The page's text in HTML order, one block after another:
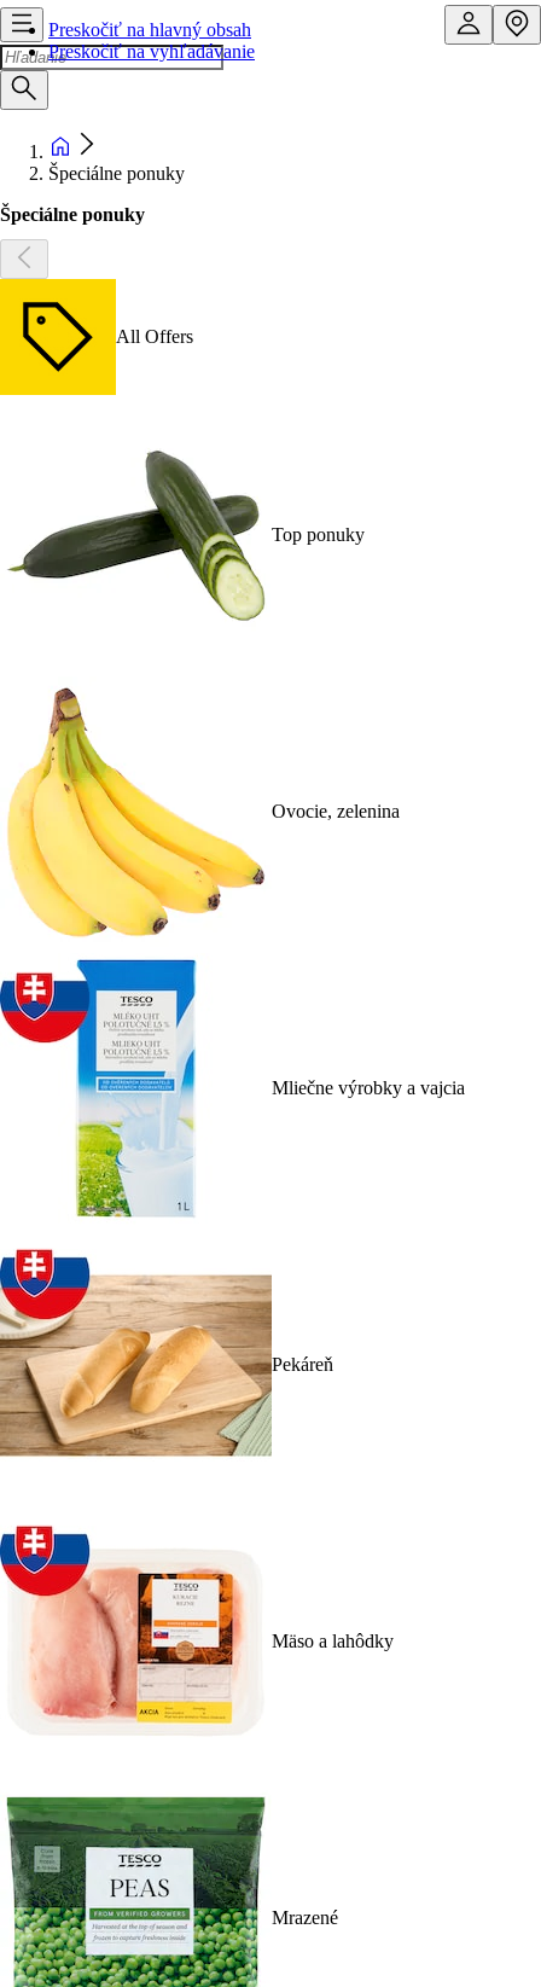
Preskočiť na hlavný obsah
Preskočiť na vyhľadávanie
Špeciálne ponuky
Špeciálne ponuky
All Offers
Top ponuky
Ovocie, zelenina
Mliečne výrobky a vajcia
Pekáreň
Mäso a lahôdky
Mrazené